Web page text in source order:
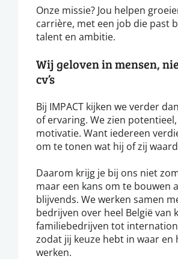
Onze missie? Jou helpen
carrière, met een job die past
talent en ambitie.
Wij geloven in mensen,
cv’s
Bij IMPACT kijken we verder
of ervaring. We zien
motivatie. Want iedereen
om te tonen wat hij of zij
Daarom krijg je bij ons niet
maar een kans om te bouwen
blijvends. We werken samen
bedrijven over heel België van
familiebedrijven tot
zodat jij keuze hebt in waar en
werken.